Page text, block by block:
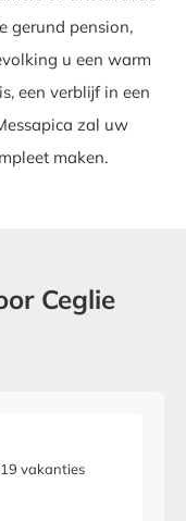
gerund pension,
u een warm
een verblijf in een
zal uw
maken.
Ceglie
vakanties